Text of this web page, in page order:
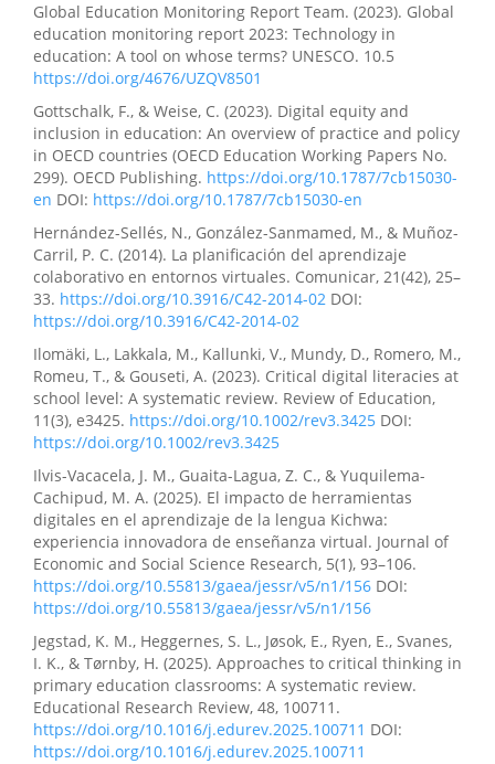
Global Education Monitoring Report Team. (2023). Global
education monitoring report 2023: Technology in
education: A tool on whose terms? UNESCO. 10.5
https://doi.org/4676/UZQV8501
Gottschalk, F., & Weise, C. (2023). Digital equity and
inclusion in education: An overview of practice and policy
in OECD countries (OECD Education Working Papers No.
299). OECD Publishing. https://doi.org/10.1787/7cb15030-
en DOI: https://doi.org/10.1787/7cb15030-en
Hernández-Sellés, N., González-Sanmamed, M., & Muñoz-
Carril, P. C. (2014). La planificación del aprendizaje
colaborativo en entornos virtuales. Comunicar, 21(42), 25–
33. https://doi.org/10.3916/C42-2014-02 DOI:
https://doi.org/10.3916/C42-2014-02
Ilomäki, L., Lakkala, M., Kallunki, V., Mundy, D., Romero, M.,
Romeu, T., & Gouseti, A. (2023). Critical digital literacies at
school level: A systematic review. Review of Education,
11(3), e3425. https://doi.org/10.1002/rev3.3425 DOI:
https://doi.org/10.1002/rev3.3425
Ilvis-Vacacela, J. M., Guaita-Lagua, Z. C., & Yuquilema-
Cachipud, M. A. (2025). El impacto de herramientas
digitales en el aprendizaje de la lengua Kichwa:
experiencia innovadora de enseñanza virtual. Journal of
Economic and Social Science Research, 5(1), 93–106.
https://doi.org/10.55813/gaea/jessr/v5/n1/156 DOI:
https://doi.org/10.55813/gaea/jessr/v5/n1/156
Jegstad, K. M., Heggernes, S. L., Jøsok, E., Ryen, E., Svanes,
I. K., & Tørnby, H. (2025). Approaches to critical thinking in
primary education classrooms: A systematic review.
Educational Research Review, 48, 100711.
https://doi.org/10.1016/j.edurev.2025.100711 DOI:
https://doi.org/10.1016/j.edurev.2025.100711